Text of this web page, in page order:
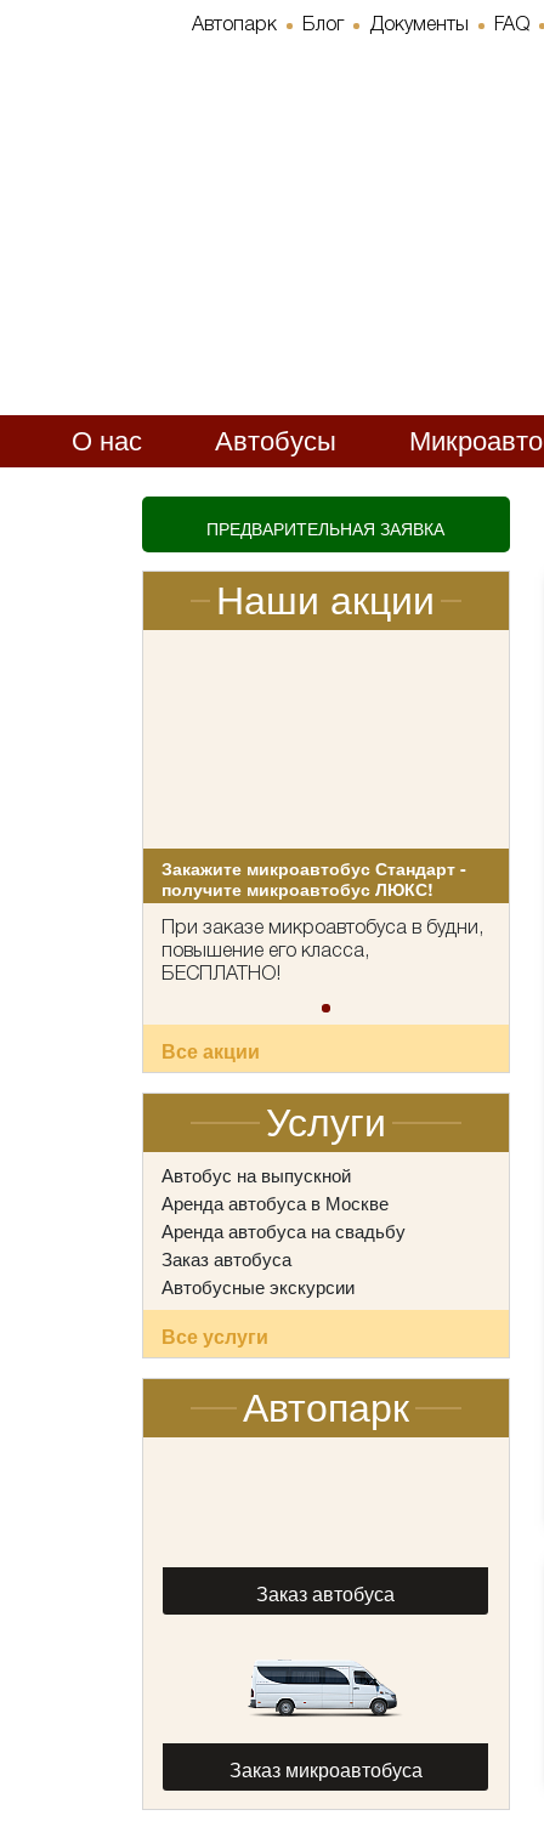
Автопарк Блог Документы FAQ
О нас Автобусы
ПРЕДВАРИТЕЛЬНАЯ ЗАЯВКА
Наши акции
Закажите микроавтобус Стандарт -
получите микроавтобус ЛЮКС!
При заказе микроавтобуса в будни,
повышение его класса,
БЕСПЛАТНО!
Все акции
Услуги
Автобус на выпускной
Аренда автобуса в Москве
Аренда автобуса на свадьбу
Заказ автобуса
Автобусные экскурсии
Все услуги
Автопарк
Заказ автобуса
Заказ микроавтобуса